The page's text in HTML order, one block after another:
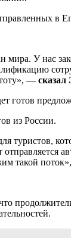
в
У нас
— сказал
готов
из России.
такой